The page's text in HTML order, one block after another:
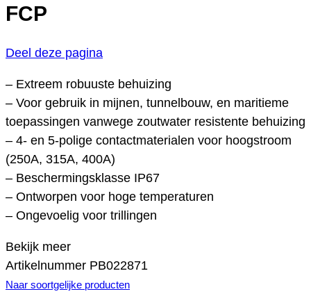
FCP
Deel deze pagina
– Extreem robuuste behuizing
– Voor gebruik in mijnen, tunnelbouw, en maritieme
toepassingen vanwege zoutwater resistente behuizing
– 4- en 5-polige contactmaterialen voor hoogstroom
(250A, 315A, 400A)
– Beschermingsklasse IP67
– Ontworpen voor hoge temperaturen
– Ongevoelig voor trillingen
Bekijk meer
Artikelnummer PB022871
Naar soortgelijke producten